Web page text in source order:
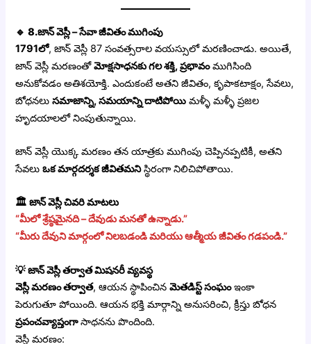
🔹 8.జాన్ వెస్లీ – సేవా జీవితం ముగింపు
1791లో, జాన్ వెస్లీ 87 సంవత్సరాల వయస్సులో మరణించాడు. అయితే,
జాన్ వెస్లీ మరణంతోమోక్షసాధనకు గల శక్తి, ప్రభావంముగిసింది
అనుకోవడం అతిశయోక్తి. ఎందుకంటే అతని జీవితం, కృపాకటాక్షం, సేవలు,
బోధనలుసమాజాన్ని, సమయాన్ని దాటిపోయి మళ్ళీ మళ్ళీ ప్రజల
హృదయాలలో నింపుతున్నాయి.
జాన్ వెస్లీ యొక్క మరణం తన యాత్రకు ముగింపు చెప్పినప్పటికీ, అతని
సేవలుఒక మార్గదర్శక జీవితమనిస్థిరంగా నిలిచిపోతాయి.
🏛️జాన్ వెస్లీ చివరి మాటలు
“మీలో శ్రేష్ఠమైనది – దేవుడు మనతో ఉన్నాడు.”
“మీరు దేవుని మార్గంలో నిలబడండి మరియు ఆత్మీయ జీవితం గడపండి.”
💡జాన్ వెస్లీ తర్వాత మిషనరీ వ్యవస్థ
వెస్లీ మరణం తర్వాత, ఆయన స్థాపించినమెతడిస్ట్ సంఘంఇంకా
పెరుగుతూ పోయింది. ఆయన భక్తి మార్గాన్ని అనుసరించి, క్రీస్తు బోధన
ప్రపంచవ్యాప్తంగాసాధనను పొందింది.
వెస్లీ మరణం: